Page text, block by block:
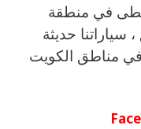
في منطقة
حديثة
مناطق الكويت